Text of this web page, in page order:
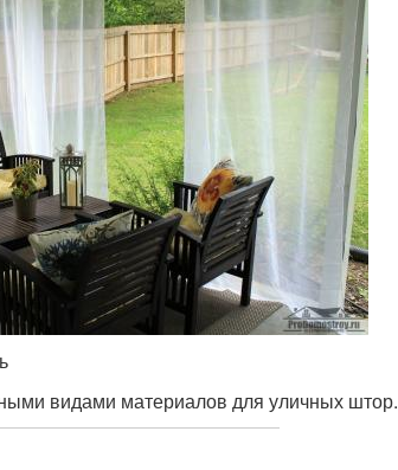
видами материалов для уличных штор.